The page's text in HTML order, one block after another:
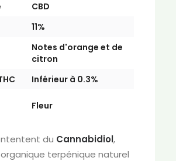
CBD
11%
Notes d'orange et de
citron
Inférieur à 0.3%
Fleur
du Cannabidiol,
terpénique naturel